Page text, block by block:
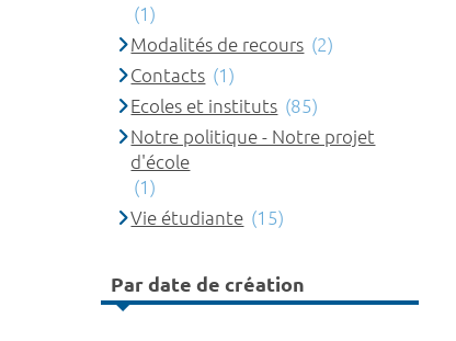
(1)
Modalités de recours (2)
Contacts (1)
Ecoles et instituts (85)
Notre politique - Notre projet
d'école
(1)
Vie étudiante (15)
Par date de création